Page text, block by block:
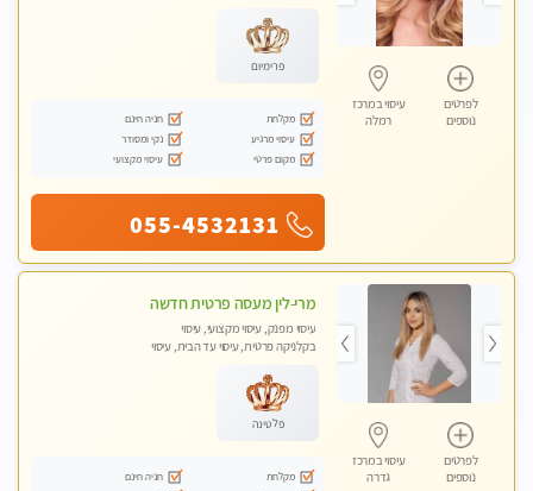
לפרטים
נוספים
עיסוי במרכז
רמלה
פרימיום
מקלחת
חניה חינם
עיסוי מרגיע
נקי ומסודר
מקום פרטי
עיסוי מקצועי
055-4532131
לפרטים
נוספים
עיסוי במרכז
גדרה
מרי-לין מעסה פרטית חדשה
עיסוי מפנק, עיסוי מקצועי, עיסוי
בקלניקה פרטית, עיסוי עד הבית, עיסוי
פלטינה
מקלחת
חניה חינם